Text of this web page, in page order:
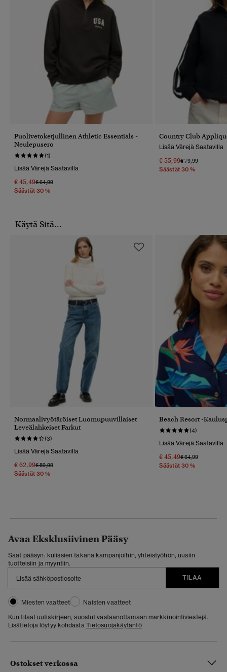
Puolivetoketjullinen Athletic Essentials -
Neulepusero
(1)
Lisää Värejä Saatavilla
€ 45,49Hinta Alennettu Hinnasta
€ 64,99Hintaan
Säästät 30 %
Country Club
Lisää Värejä Saatavilla
€ 55,99Hinta Alennettu
€ 79,99Hintaan
Säästät 30 %
Käytä Sitä...
Normaalivyötäröiset Luomupuuvillaiset
Leveälahkeiset Farkut
(3)
Lisää Värejä Saatavilla
€ 62,99Hinta Alennettu Hinnasta
€ 89,99Hintaan
Säästät 30 %
Beach Resort -
(4)
Lisää Värejä Saatavilla
€ 45,49Hinta Alennettu
€ 64,99Hintaan
Säästät 30 %
Avaa Eksklusiivinen Pääsy
Saat pääsyn: kulissien takana kampanjoihin, yhteistyöhön, uusiin
tuotteisiin ja myyntiin.
TILAA
Miesten vaatteet
Naisten vaatteet
Kun tilaat uutiskirjeen, suostut vastaanottamaan markkinointiviestejä.
Lisätietoja löytyy kohdasta Tietosuojakäytäntö
Ostokset verkossa